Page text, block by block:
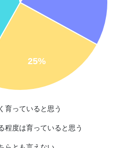
育っていると思う
程度は育っていると思う